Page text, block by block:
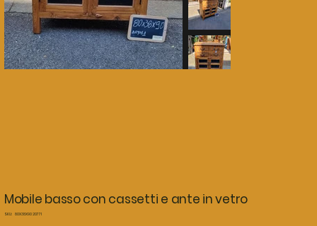
Mobile basso con cassetti e ante in vetro
SKU: SKU
80X38X90 20771